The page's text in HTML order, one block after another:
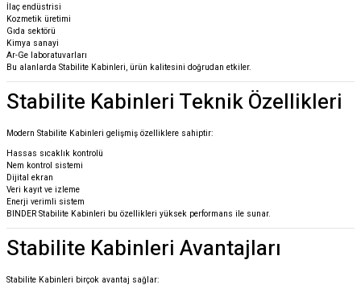
İlaç endüstrisi
Kozmetik üretimi
Gıda sektörü
Kimya sanayi
Ar-Ge laboratuvarları
Bu alanlarda Stabilite Kabinleri, ürün kalitesini doğrudan etkiler.
Stabilite Kabinleri Teknik Özellikleri
Modern Stabilite Kabinleri gelişmiş özelliklere sahiptir:
Hassas sıcaklık kontrolü
Nem kontrol sistemi
Dijital ekran
Veri kayıt ve izleme
Enerji verimli sistem
BINDER Stabilite Kabinleri bu özellikleri yüksek performans ile sunar.
Stabilite Kabinleri Avantajları
Stabilite Kabinleri birçok avantaj sağlar: